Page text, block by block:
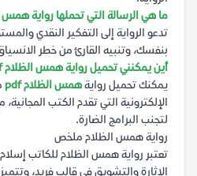
ما هي الرسالة التي تحملها رواية همس
تدعو الرواية إلى التفكير النقدي
بنفسك، وتنبيه القارئ من خطر
أين يمكنني تحميل رواية همس الظلام pdf؟
يمكنك تحميل روايةهمس الظلام pdf
الإلكترونية التي تقدم الكتب
لتجنب البرامج الضارة.
رواية همس الظلام ملخص
تعتبر رواية همس الظلام للكاتب إسلام
الإثارة والتشويق في قالب فريد،